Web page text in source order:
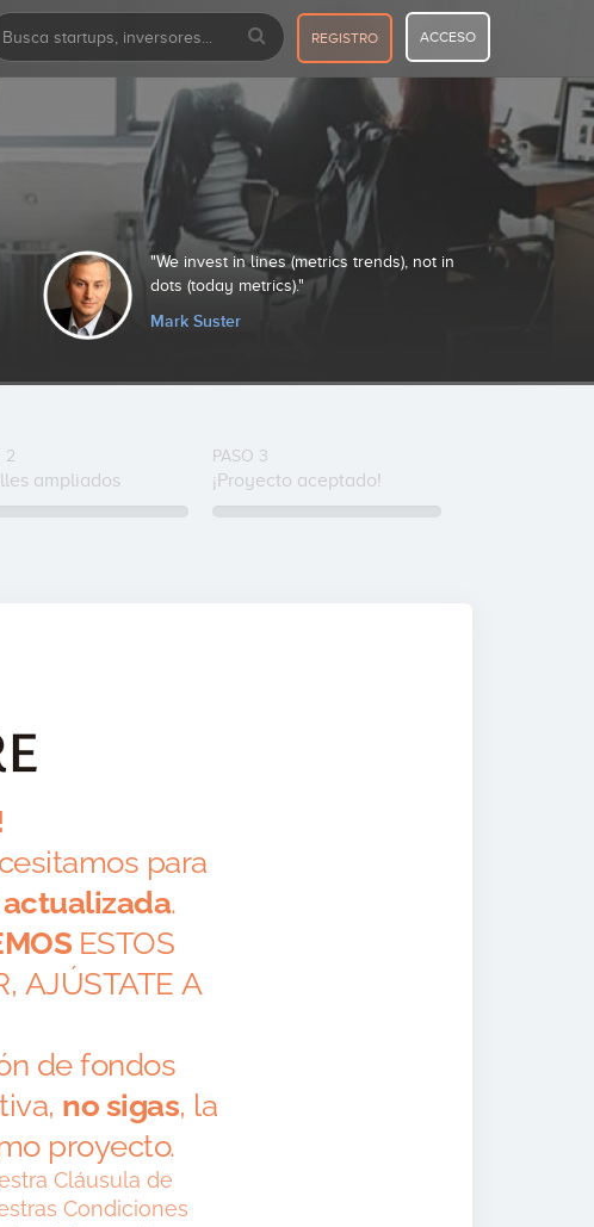
REGISTRO ACCESO
We invest in lines (metrics trends), not in
dots (today metrics).
Mark Suster
2
ampliados
PASO 3
¡Proyecto aceptado!